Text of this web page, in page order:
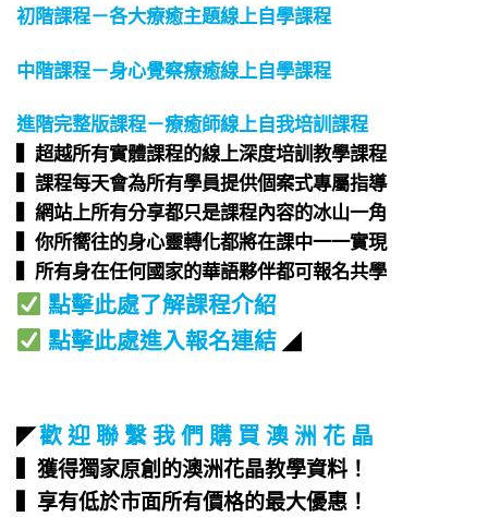
初階課程－各大療癒主題線上自學課程
中階課程－身心覺察療癒線上自學課程
進階完整版課程－療癒師線上自我培訓課程
▍超越所有實體課程的線上深度培訓教學課程​
▍課程每天會為所有學員提供個案式專屬指導​
▍網站上所有分享都只是課程內容的冰山一角​
▍你所嚮往的身心靈轉化都將在課中一一實現​
▍所有身在任何國家的華語夥伴都可報名共學​
點擊此處了解課程介紹
點擊此處進入報名連結 ◢
◤歡 迎 聯 繫 我 們 購 買 澳 洲 花 晶
▍獲得獨家原創的澳洲花晶教學資料！
▍享有低於市面所有價格的最大優惠！